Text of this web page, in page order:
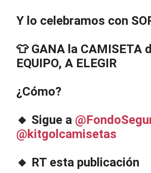
Y lo celebramos con
👕 GANA la CAMISETA
EQUIPO, A ELEGIR
¿Cómo?
🔸 Sigue a
@kitgolcamisetas
🔸 RT esta publicación